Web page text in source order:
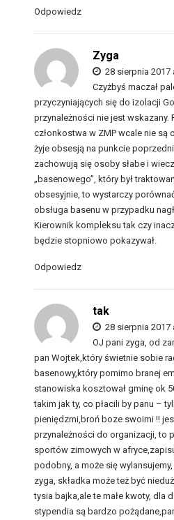
Odpowiedz
Zyga
28 sierpnia 2017
Czyżbyś maczał
przyczyniających się do izolacji
przynależności nie jest wskazany.
członkostwa w ZMP wcale nie
żyje obsesją na punkcie
zachowują się osoby słabe i
„basenowego”, który był
obsesyjnie, to wystarczy
obsługa basenu w przypadku
Kierownik kompleksu tak czy
będzie stopniowo pokazywał.
Odpowiedz
tak
28 sierpnia 2017
OJ pani zyga, od
pan Wojtek,który świetnie sobie
basenowy,który pomimo branej
stanowiska kosztował gminę ok
takim jak ty, co płacili by panu –
pieniędzmi,broń boze swoimi !!
przynależności do organizacji, to
sportów zimowych w
podobny, a może się
zyga, składka może też być
tysia bajka,ale te małe kwoty, dla
stypendia są bardzo